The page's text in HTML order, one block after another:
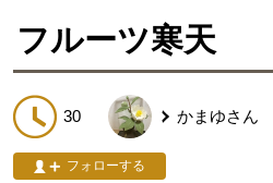
フルーツ寒天
30 かまゆさん
フォローする